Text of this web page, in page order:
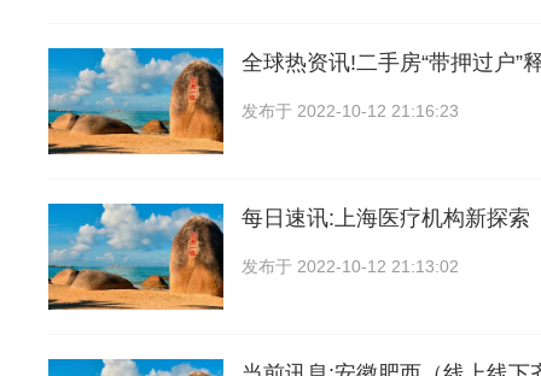
全球热资讯!二手房“带押过户”
发布于 2022-10-12 21:16:23
每日速讯:上海医疗机构新探索
发布于 2022-10-12 21:13:02